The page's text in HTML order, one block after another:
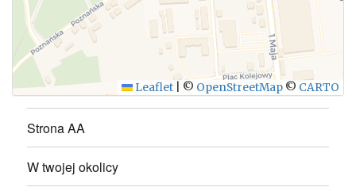
WYŚLIJ
Leaflet © OpenStreetMap © CARTO
Strona AA
W twojej okolicy